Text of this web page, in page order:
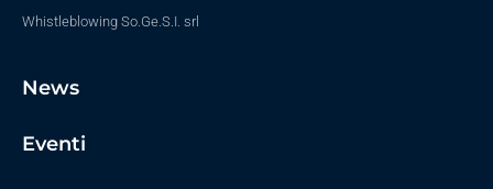
Whistleblowing So.Ge.S.I. srl
News
Eventi